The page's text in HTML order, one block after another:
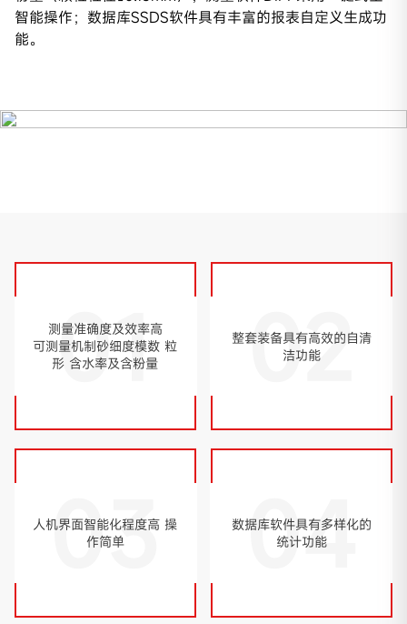
智能操作；数据库SSDS软件具有丰富的报表自定义生成功
能。
01
测量准确度及效率高
可测量机制砂细度模数 粒
形 含水率及含粉量
02
整套装备具有高效的自清
洁功能
03
人机界面智能化程度高 操
作简单
04
数据库软件具有多样化的
统计功能